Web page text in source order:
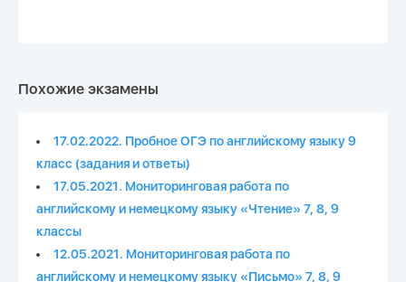
Похожие экзамены
17.02.2022. Пробное ОГЭ по английскому языку 9
класс (задания и ответы)
17.05.2021. Мониторинговая работа по
английскому и немецкому языку «Чтение» 7, 8, 9
классы
12.05.2021. Мониторинговая работа по
английскому и немецкому языку «Письмо» 7, 8, 9